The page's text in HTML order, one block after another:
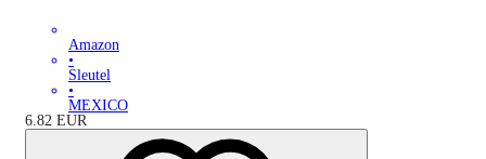
Amazon
•
Sleutel
•
MEXICO
6.82 EUR